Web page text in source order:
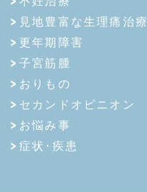
見地豊富な生理痛治療
更年期障害
子宮筋腫
おりもの
セカンドオピニオン
お悩み事
症状･疾患